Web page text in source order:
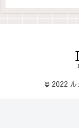
© 2022 ル